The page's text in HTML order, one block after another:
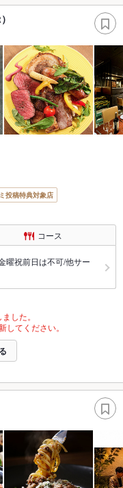
投稿特典対象店
コース
曜祝前日は不可/他サー
した。
てください。